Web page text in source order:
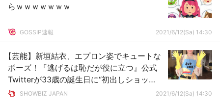
らｗｗｗｗｗｗｗ
GOSSIP速報 2021/6/12(Sa) 14:30
【芸能】新垣結衣、エプロン姿でキュートな
ポーズ！『逃げるは恥だが役に立つ』公式
Twitterが33歳の誕生日に“初出しショッ
ト”を公開
SHOWBIZ JAPAN 2021/6/12(Sa) 14:30